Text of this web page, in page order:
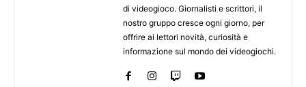
di videogioco. Giornalisti e scrittori, il
nostro gruppo cresce ogni giorno, per
offrire ai lettori novità, curiosità e
informazione sul mondo dei videogiochi.